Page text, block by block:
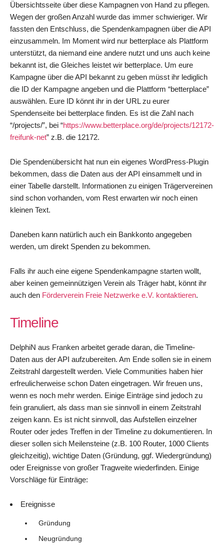
Übersichtsseite über diese Kampagnen von Hand zu pflegen.
Wegen der großen Anzahl wurde das immer schwieriger. Wir
fassten den Entschluss, die Spendenkampagnen über die API
einzusammeln. Im Moment wird nur betterplace als Plattform
unterstützt, da niemand eine andere nutzt und uns auch keine
bekannt ist, die Gleiches leistet wir betterplace. Um eure
Kampagne über die API bekannt zu geben müsst ihr lediglich
die ID der Kampagne angeben und die Plattform “betterplace”
auswählen. Eure ID könnt ihr in der URL zu eurer
Spendenseite bei betterplace finden. Es ist die Zahl nach
“/projects/”, bei “https://www.betterplace.org/de/projects/12172-
freifunk-net” z.B. die 12172.
Die Spendenübersicht hat nun ein eigenes WordPress-Plugin
bekommen, dass die Daten aus der API einsammelt und in
einer Tabelle darstellt. Informationen zu einigen Trägervereinen
sind schon vorhanden, vom Rest erwarten wir noch einen
kleinen Text.
Daneben kann natürlich auch ein Bankkonto angegeben
werden, um direkt Spenden zu bekommen.
Falls ihr auch eine eigene Spendenkampagne starten wollt,
aber keinen gemeinnützigen Verein als Träger habt, könnt ihr
auch den Förderverein Freie Netzwerke e.V. kontaktieren.
Timeline
DelphiN aus Franken arbeitet gerade daran, die Timeline-
Daten aus der API aufzubereiten. Am Ende sollen sie in einem
Zeitstrahl dargestellt werden. Viele Communities haben hier
erfreulicherweise schon Daten eingetragen. Wir freuen uns,
wenn es noch mehr werden. Einige Einträge sind jedoch zu
fein granuliert, als dass man sie sinnvoll in einem Zeitstrahl
zeigen kann. Es ist nicht sinnvoll, das Aufstellen einzelner
Router oder jedes Treffen in der Timeline zu dokumentieren. In
dieser sollen sich Meilensteine (z.B. 100 Router, 1000 Clients
gleichzeitig), wichtige Daten (Gründung, ggf. Wiedergründung)
oder Ereignisse von großer Tragweite wiederfinden. Einige
Vorschläge für Einträge:
Ereignisse
Gründung
Neugründung